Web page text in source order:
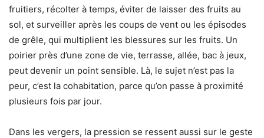
fruitiers, récolter à temps, éviter de laisser des fruits au
sol, et surveiller après les coups de vent ou les épisodes
de grêle, qui multiplient les blessures sur les fruits. Un
poirier près d’une zone de vie, terrasse, allée, bac à jeux,
peut devenir un point sensible. Là, le sujet n’est pas la
peur, c’est la cohabitation, parce qu’on passe à proximité
plusieurs fois par jour.
Dans les vergers, la pression se ressent aussi sur le geste